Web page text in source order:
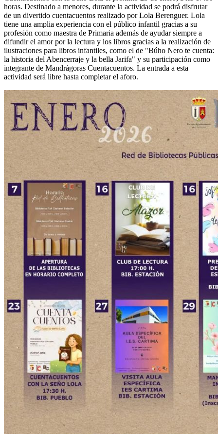
horas. Destinado a menores, durante la actividad se podrá disfrutar
de un divertido cuentacuentos realizado por Lola Berenguer. Lola
tiene una amplia experiencia con el público infantil gracias a su
profesión como maestra de Primaria además de ayudar siempre a
difundir el amor por la lectura y los libros gracias a la realización de
ilustraciones para libros infantiles, como el de "Búho Nero te cuenta:
la historia del Abencerraje y la bella Jarifa" y su participación como
integrante de Mandrágoras Cuentacuentos. La entrada a esta
actividad será libre hasta completar el aforo.